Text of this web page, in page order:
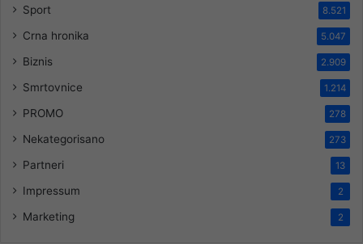
Sport 8.521
Crna hronika 5.047
Biznis 2.909
Smrtovnice 1.214
PROMO 278
Nekategorisano 273
Partneri 13
Impressum 2
Marketing 2